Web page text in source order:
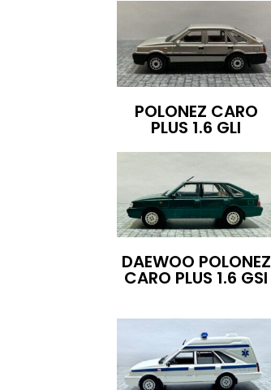
POLONEZ CARO
PLUS 1.6 GLI
DAEWOO POLONEZ
CARO PLUS 1.6 GSI